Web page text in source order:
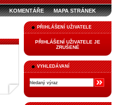
KOMENTÁŘE MAPA STRÁNEK
PŘIHLÁŠENÍ UŽIVATELE
PŘIHLÁŠENÍ UŽIVATELE JE
ZRUŠENÉ
VYHLEDÁVANÍ